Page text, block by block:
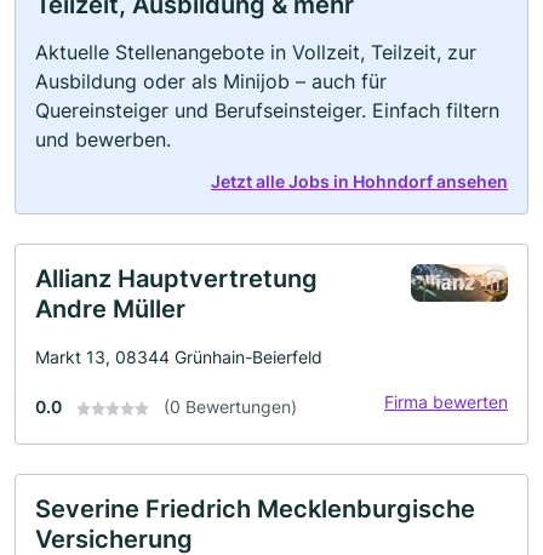
Aktuelle Stellenangebote in Vollzeit, Teilzeit, zur
Ausbildung oder als Minijob – auch für
Quereinsteiger und Berufseinsteiger. Einfach filtern
und bewerben.
Jetzt alle Jobs in Hohndorf ansehen
Allianz Hauptvertretung
Andre Müller
Markt 13, 08344 Grünhain-Beierfeld
0.0 (0 Bewertungen) Firma bewerten
Severine Friedrich Mecklenburgische
Versicherung